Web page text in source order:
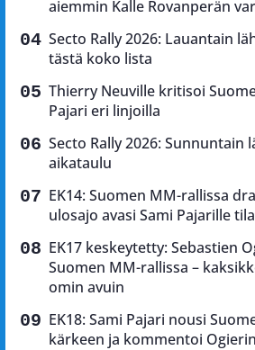
aiemmin Kalle Rovanperän
Secto Rally 2026: Lauantain
tästä koko lista
Thierry Neuville kritisoi
Pajari eri linjoilla
Secto Rally 2026: Sunnuntain
aikataulu
EK14: Suomen MM-rallissa
ulosajo avasi Sami Pajarille
EK17 keskeytetty: Sebastien
Suomen MM-rallissa –
omin avuin
EK18: Sami Pajari nousi
kärkeen ja kommentoi